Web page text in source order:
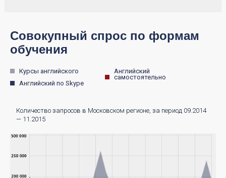
Совокупный спрос по формам
обучения
Курсы английского
Английский
самостоятельно
Английский по Skype
Количество запросов в Московском регионе, за период 09.2014
— 11.2015